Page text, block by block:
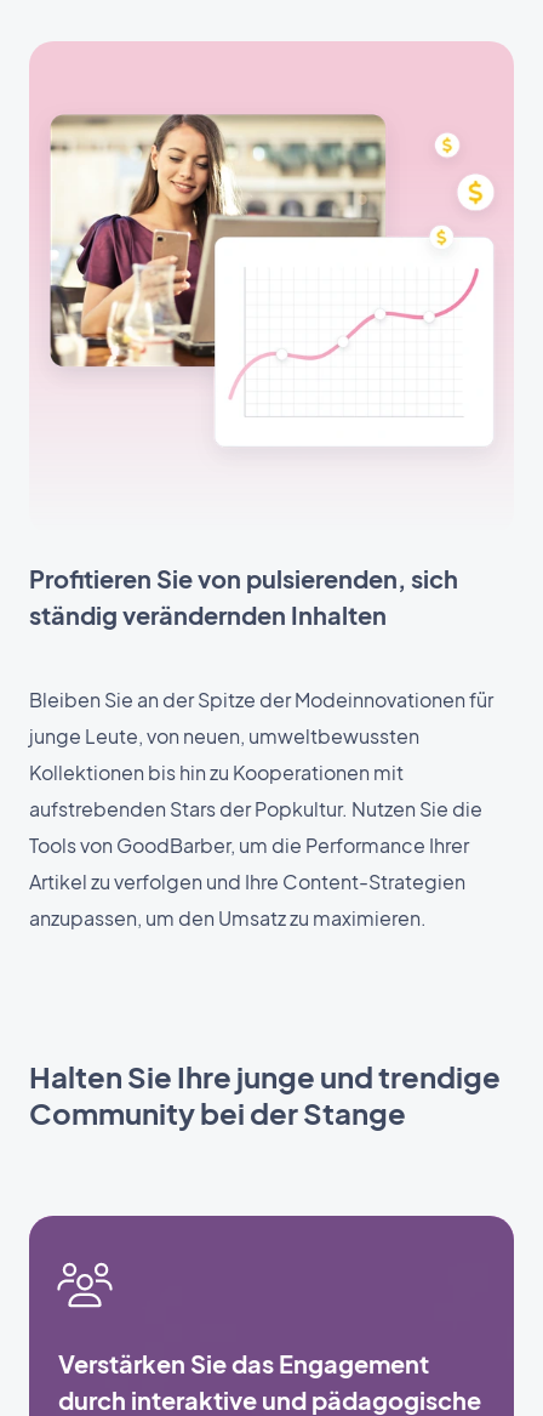
Profitieren Sie von pulsierenden, sich
ständig verändernden Inhalten
Bleiben Sie an der Spitze der Modeinnovationen für
junge Leute, von neuen, umweltbewussten
Kollektionen bis hin zu Kooperationen mit
aufstrebenden Stars der Popkultur. Nutzen Sie die
Tools von GoodBarber, um die Performance Ihrer
Artikel zu verfolgen und Ihre Content-Strategien
anzupassen, um den Umsatz zu maximieren.
Halten Sie Ihre junge und trendige
Community bei der Stange
Verstärken Sie das Engagement
durch interaktive und pädagogische